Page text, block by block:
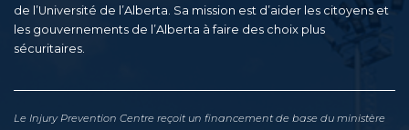
de l’Université de l’Alberta. Sa mission est d’aider les citoyens et
les gouvernements de l’Alberta à faire des choix plus
sécuritaires.
Le Injury Prevention Centre reçoit un financement de base du ministère